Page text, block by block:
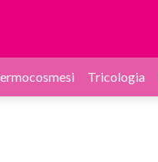
Tricologia